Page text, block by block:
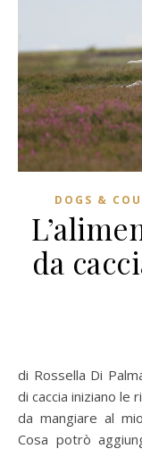
DOGS &
da
di Rossella Di Palma (DMV) Con l’avvicinarsi della stagione
di caccia iniziano le
da mangiare al
Cosa potrò